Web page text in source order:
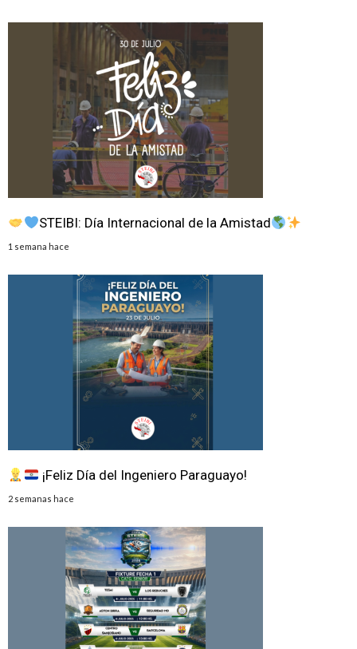
STEIBI: Día Internacional de la Amistad
1 semana hace
¡Feliz Día del Ingeniero Paraguayo!
2 semanas hace